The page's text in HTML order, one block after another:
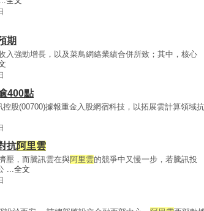
期
入強勁增長，以及菜鳥網絡業績合併所致；其中，核心
400點
控股(00700)據報重金入股網宿科技，以拓展雲計算領域抗
抗阿里雲
壓，而騰訊雲在與阿里雲的競爭中又慢一步，若騰訊投
...全文